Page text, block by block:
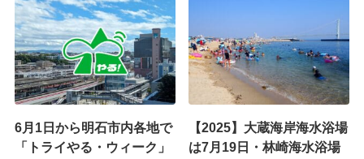
6月1日から明石市内各地で
「トライやる・ウィーク」
【2025】大蔵海岸海水浴場
は7月19日・林崎海水浴場